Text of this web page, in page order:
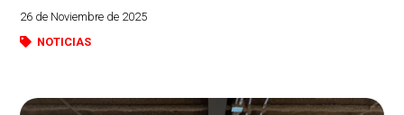
26 de Noviembre de 2025
NOTICIAS